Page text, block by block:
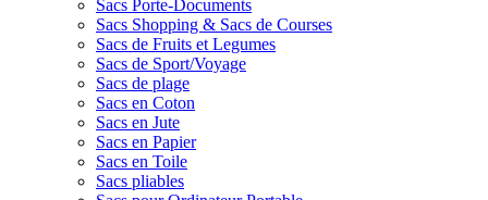
Sacs Porte-Documents
Sacs Shopping & Sacs de Courses
Sacs de Fruits et Legumes
Sacs de Sport/Voyage
Sacs de plage
Sacs en Coton
Sacs en Jute
Sacs en Papier
Sacs en Toile
Sacs pliables